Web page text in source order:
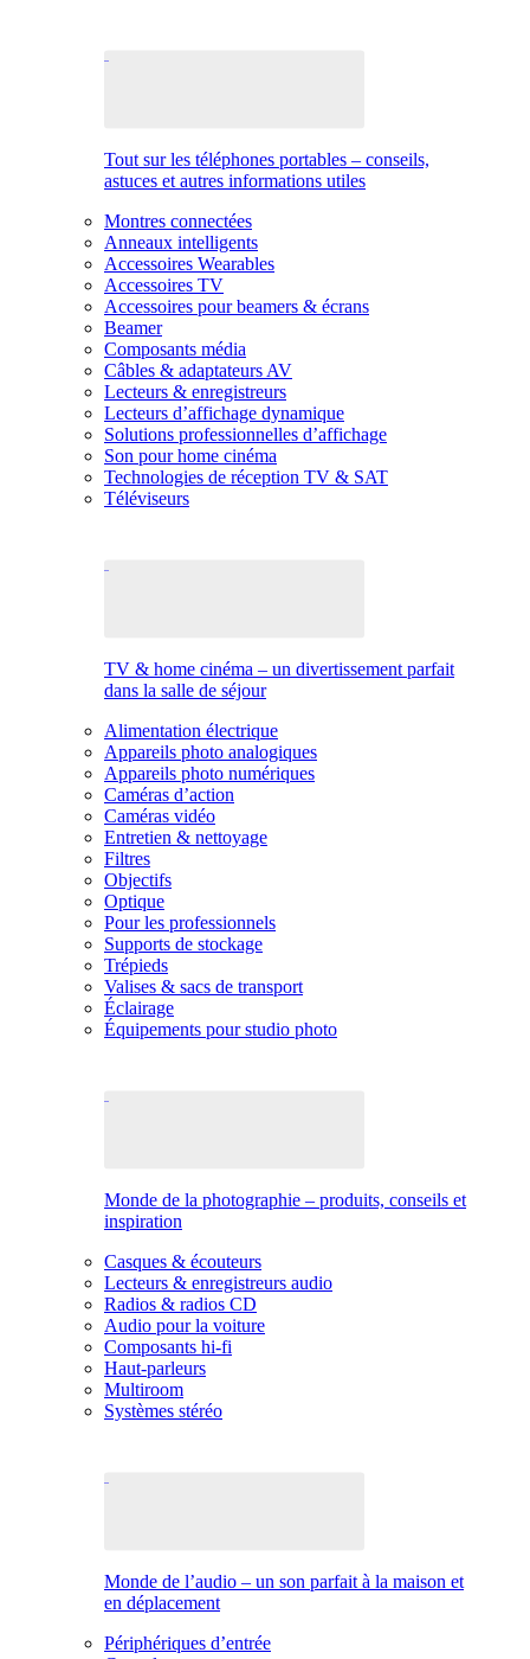
Tout sur les téléphones portables – conseils,
astuces et autres informations utiles
Montres connectées
Anneaux intelligents
Accessoires Wearables
Accessoires TV
Accessoires pour beamers & écrans
Beamer
Composants média
Câbles & adaptateurs AV
Lecteurs & enregistreurs
Lecteurs d’affichage dynamique
Solutions professionnelles d’affichage
Son pour home cinéma
Technologies de réception TV & SAT
Téléviseurs
TV & home cinéma – un divertissement parfait
dans la salle de séjour
Alimentation électrique
Appareils photo analogiques
Appareils photo numériques
Caméras d’action
Caméras vidéo
Entretien & nettoyage
Filtres
Objectifs
Optique
Pour les professionnels
Supports de stockage
Trépieds
Valises & sacs de transport
Éclairage
Équipements pour studio photo
Monde de la photographie – produits, conseils et
inspiration
Casques & écouteurs
Lecteurs & enregistreurs audio
Radios & radios CD
Audio pour la voiture
Composants hi-fi
Haut-parleurs
Multiroom
Systèmes stéréo
Monde de l’audio – un son parfait à la maison et
en déplacement
Périphériques d’entrée